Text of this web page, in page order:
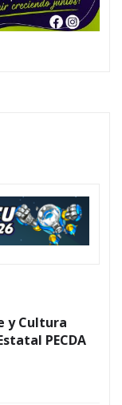
y Cultura
PECDA